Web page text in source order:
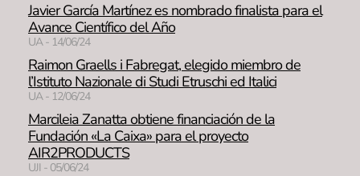
Javier García Martínez es nombrado finalista para el
Avance Científico del Año
UA - 14/06/24
Raimon Graells i Fabregat, elegido miembro de
l’Istituto Nazionale di Studi Etruschi ed Italici
UA - 12/06/24
Marcileia Zanatta obtiene financiación de la
Fundación «La Caixa» para el proyecto
AIR2PRODUCTS
UJI - 05/06/24